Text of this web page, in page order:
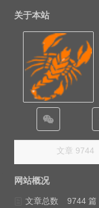
关于本站
文章 9744
网站概况
文章总数
9744 篇